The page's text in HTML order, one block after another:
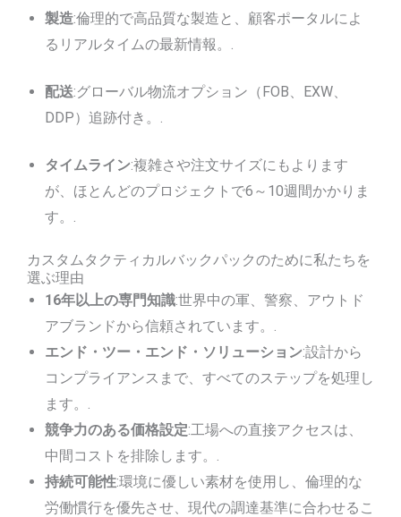
製造:倫理的で高品質な製造と、顧客ポータルによ
るリアルタイムの最新情報。.
配送:グローバル物流オプション（FOB、EXW、
DDP）追跡付き。.
タイムライン:複雑さや注文サイズにもよります
が、ほとんどのプロジェクトで6～10週間かかりま
す。.
カスタムタクティカルバックパックのために私たちを
選ぶ理由
16年以上の専門知識:世界中の軍、警察、アウトド
アブランドから信頼されています。.
エンド・ツー・エンド・ソリューション:設計から
コンプライアンスまで、すべてのステップを処理し
ます。.
競争力のある価格設定:工場への直接アクセスは、
中間コストを排除します。.
持続可能性:環境に優しい素材を使用し、倫理的な
労働慣行を優先させ、現代の調達基準に合わせるこ